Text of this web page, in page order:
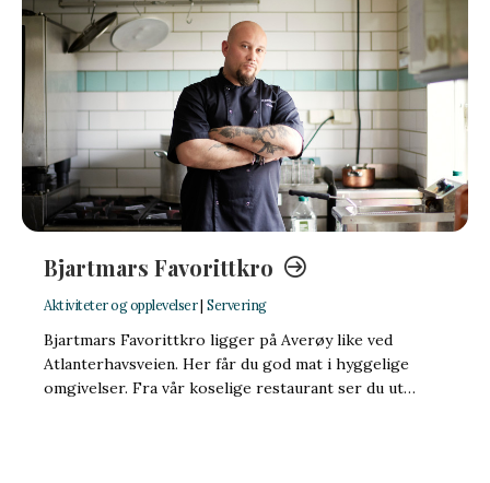
Bjartmars Favorittkro
Aktiviteter og opplevelser| Servering
Bjartmars Favorittkro ligger på Averøy like ved
Atlanterhavsveien. Her får du god mat i hyggelige
omgivelser. Fra vår koselige restaurant ser du ut…